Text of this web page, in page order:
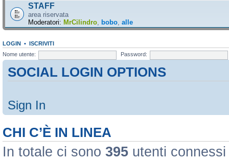
STAFF
area riservata
Moderatori: MrCilindro bobo alle
LOGIN • ISCRIVITI
Nome utente:
Password:
SOCIAL LOGIN OPTIONS
Sign In
CHI C’È IN LINEA
In totale ci sono 395 utenti